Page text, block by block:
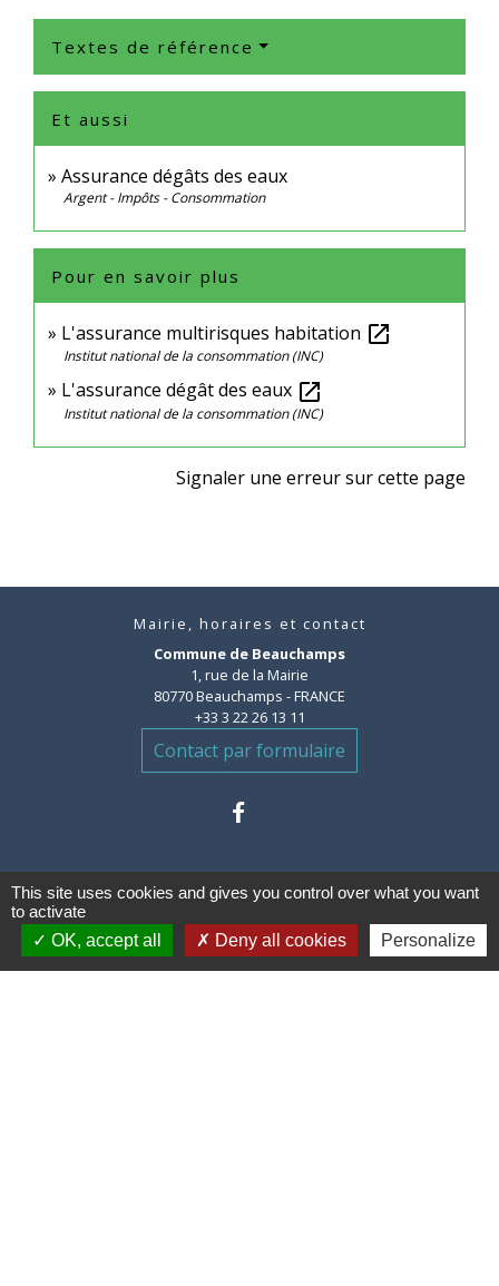
Textes de référence
Et aussi
Assurance dégâts des eaux
Argent - Impôts - Consommation
Pour en savoir plus
L'assurance multirisques habitation open_in_new
Institut national de la consommation (INC)
L'assurance dégât des eaux open_in_new
Institut national de la consommation (INC)
Signaler une erreur sur cette page
Mairie, horaires et contact
Commune de Beauchamps
1, rue de la Mairie
80770 Beauchamps - FRANCE
+33 3 22 26 13 11
Contact par formulaire
Liens
This site uses cookies and gives you control over what you want
to activate
OK, accept all
Deny all cookies Personalize